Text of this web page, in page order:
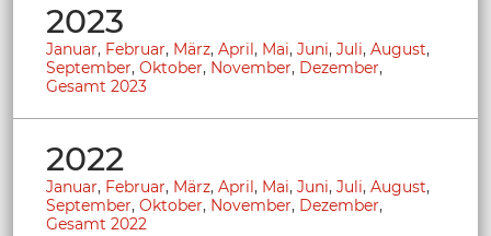
2023
Januar, Februar, März, April, Mai, Juni, Juli, August,
September, Oktober, November, Dezember,
Gesamt 2023
2022
Januar, Februar, März, April, Mai, Juni, Juli, August,
September, Oktober, November, Dezember,
Gesamt 2022